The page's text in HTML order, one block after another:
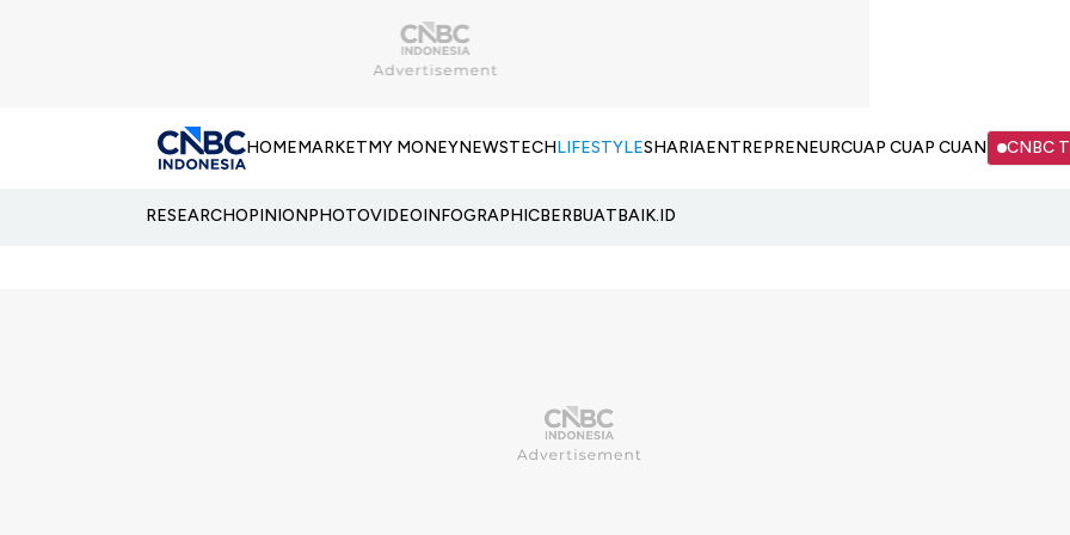
HOMEMARKETMY MONEYNEWSTECHLIFESTYLESHARIAENTREPRENEURCUAP CUAP CUAN CNBC
RESEARCHOPINIONPHOTOVIDEOINFOGRAPHICBERBUATBAIK.ID